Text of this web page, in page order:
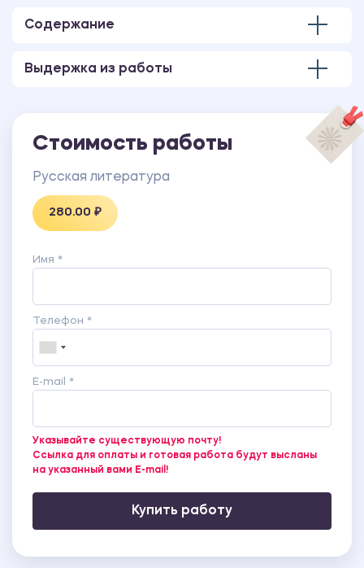
Содержание
Выдержка из работы
Стоимость работы
Русская литература
280.00 ₽
Имя *
Телефон *
E-mail *
Указывайте существующую почту!
Ссылка для оплаты и готовая работа будут высланы
на указанный вами E-mail!
Купить работу